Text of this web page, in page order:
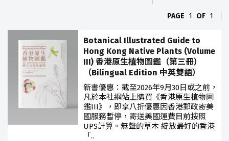
PAGE 1 OF 1
Botanical Illustrated Guide to
Hong Kong Native Plants (Volume
III) 香港原生植物圖鑑（第三冊）
（Bilingual Edition 中英雙語）
新書優惠：截至2026年9月30日或之前，
凡於本社網站上購買《香港原生植物圖
鑑III》，即享八折優惠因香港郵政寄美
國服務暫停，寄送美國運費目前按照
UPS計算。無聲的草木 綻放最好的香港
「..